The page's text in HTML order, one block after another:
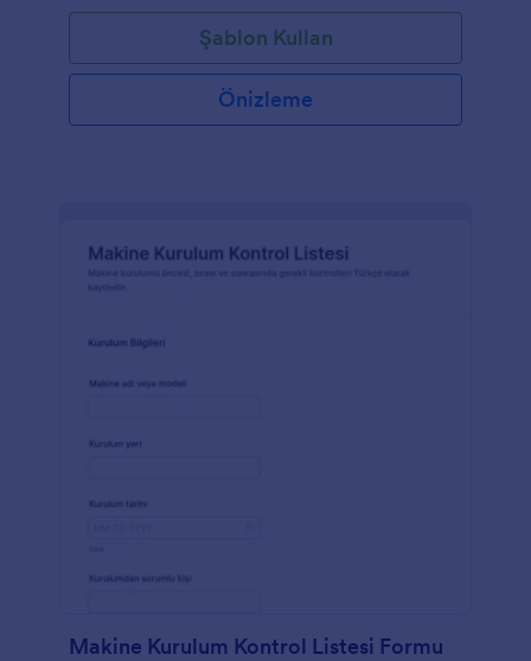
Şablon Kullan
Önizleme
Makine Kurulum Kontrol Listesi Formu